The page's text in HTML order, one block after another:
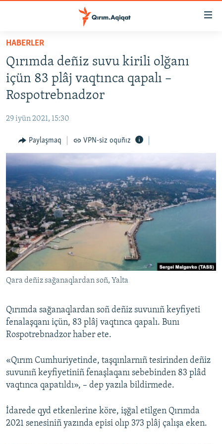
Esas
qaytmaq
Baş
navigatsiyağa
qaytmaq
Qıdıruvğa
qaytmaq
HABERLER
SİYASET
İQTİSADİYAT
MEDENİYET
İNSAN AQLARI
VİDEO
SÜRET
BLOGLAR
FİKİR
Русский
Українською
QOŞULIÑIZ!
RFE/RS bütün saytları
HABERLER
Qırımda deñiz suvu kirili olğanı
içün 83 plâj vaqtınca qapalı –
Rospotrebnadzor
29 iyün 2021, 15:30
Paylaşmaq VPN-siz oquñız
Qara deñiz sağanaqlardan soñ, Yalta
Qırımda sağanaqlardan soñ deñiz suvunıñ keyfiyeti
fenalaşqanı içün, 83 plâj vaqtınca qapalı. Bunı
Rospotrebnadzor haber ete.
«Qırım Cumhuriyetinde, taşqınlarnıñ tesirinden deñiz
suvunıñ keyfiyetiniñ fenaşlaqanı sebebinden 83 plâd
vaqtınca qapatıldı», – dep yazıla bildirmede.
İdarede qyd etkenlerine köre, işğal etilgen Qırımda
2021 senesiniñ yazında episi olıp 373 plâj çalışa eken.